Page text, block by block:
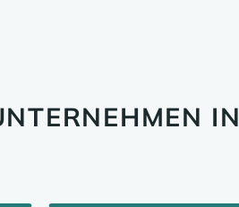
IN